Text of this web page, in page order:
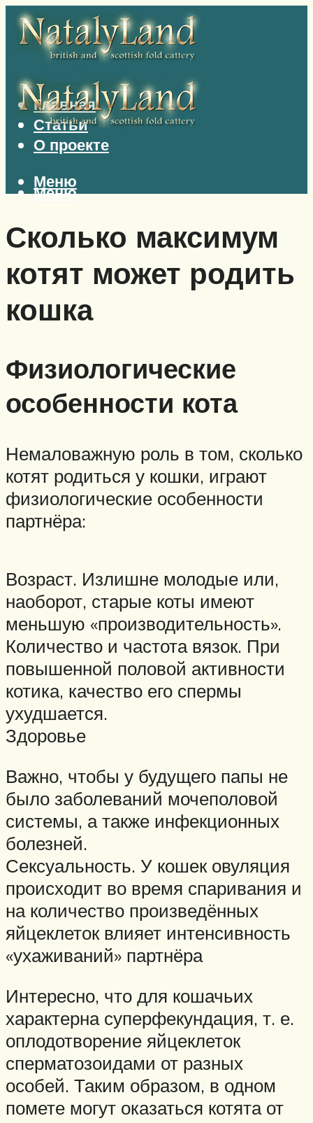
Главная
Статьи
О проекте
Меню
Меню
Сколько максимум
котят может родить
кошка
Физиологические
особенности кота
Немаловажную роль в том, сколько
котят родиться у кошки, играют
физиологические особенности
партнёра:
Возраст. Излишне молодые или,
наоборот, старые коты имеют
меньшую «производительность».
Количество и частота вязок. При
повышенной половой активности
котика, качество его спермы
ухудшается.
Здоровье
Важно, чтобы у будущего папы не
было заболеваний мочеполовой
системы, а также инфекционных
болезней.
Сексуальность. У кошек овуляция
происходит во время спаривания и
на количество произведённых
яйцеклеток влияет интенсивность
«ухаживаний» партнёра
Интересно, что для кошачьих
характерна суперфекундация, т. е.
оплодотворение яйцеклеток
сперматозоидами от разных
особей. Таким образом, в одном
помете могут оказаться котята от